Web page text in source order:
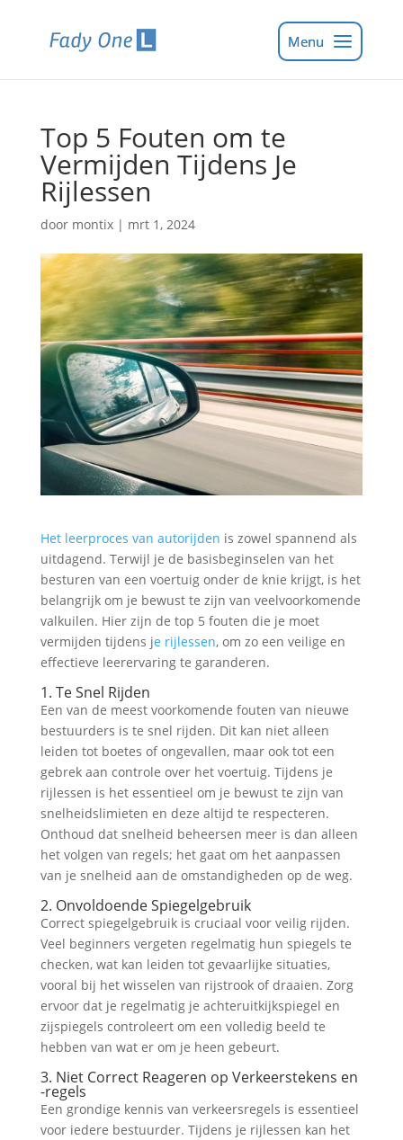
Top 5 Fouten om te
Vermijden Tijdens Je
Rijlessen
door montix| mrt 1, 2024
Het leerproces van autorijden is zowel spannend als
uitdagend. Terwijl je de basisbeginselen van het
besturen van een voertuig onder de knie krijgt, is het
belangrijk om je bewust te zijn van veelvoorkomende
valkuilen. Hier zijn de top 5 fouten die je moet
vermijden tijdens je rijlessen, om zo een veilige en
effectieve leerervaring te garanderen.
1. Te Snel Rijden
Een van de meest voorkomende fouten van nieuwe
bestuurders is te snel rijden. Dit kan niet alleen
leiden tot boetes of ongevallen, maar ook tot een
gebrek aan controle over het voertuig. Tijdens je
rijlessen is het essentieel om je bewust te zijn van
snelheidslimieten en deze altijd te respecteren.
Onthoud dat snelheid beheersen meer is dan alleen
het volgen van regels; het gaat om het aanpassen
van je snelheid aan de omstandigheden op de weg.
2. Onvoldoende Spiegelgebruik
Correct spiegelgebruik is cruciaal voor veilig rijden.
Veel beginners vergeten regelmatig hun spiegels te
checken, wat kan leiden tot gevaarlijke situaties,
vooral bij het wisselen van rijstrook of draaien. Zorg
ervoor dat je regelmatig je achteruitkijkspiegel en
zijspiegels controleert om een volledig beeld te
hebben van wat er om je heen gebeurt.
3. Niet Correct Reageren op Verkeerstekens en
-regels
Een grondige kennis van verkeersregels is essentieel
voor iedere bestuurder. Tijdens je rijlessen kan het